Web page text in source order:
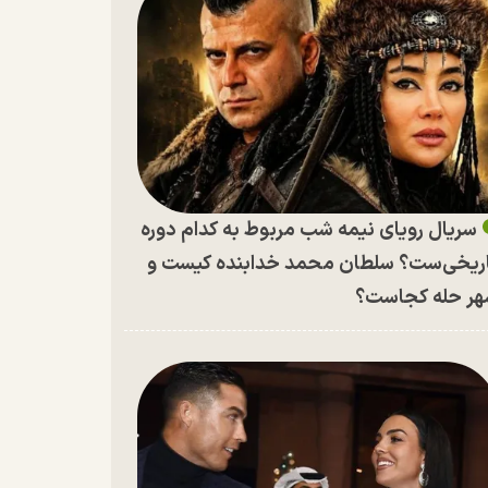
سریال رویای نیمه شب مربوط به کدام دوره
سلطان محمد خدابنده کیست و
حله کجاست؟